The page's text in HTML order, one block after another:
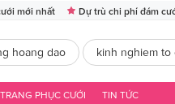
mới nhất Dự trù chi phí đám
hoang dao kinh nghiem to
TRANG PHỤC CƯỚI TIN TỨC